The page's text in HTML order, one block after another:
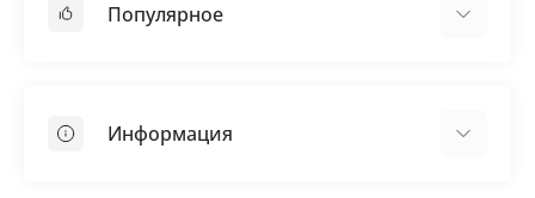
Популярное
Самовыравнивающая смесь
Информация